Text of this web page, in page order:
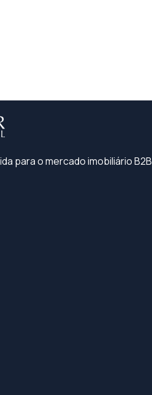
para o mercado imobiliário B2B